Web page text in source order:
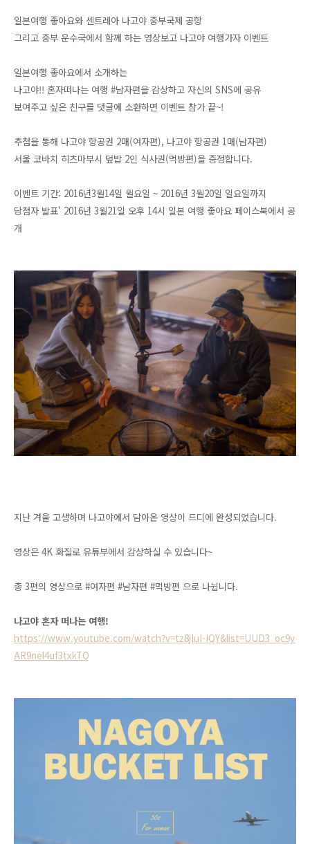
일본여행 좋아요와 센트레아 나고야 중부국제 공항
그리고 중부 운수국에서 함께 하는 영상보고 나고야 여행가자 이벤트
일본여행 좋아요에서 소개하는
나고야!! 혼자떠나는 여행 ‪#‎남자편을‬ 감상하고 자신의 SNS에 공유
보여주고 싶은 친구를 댓글에 소환하면 이벤트 참가 끝~!
추첨을 통해 나고야 항공권 2매(여자편), 나고야 항공권 1매(남자편)
서울 코바치 히츠마부시 덮밥 2인 식사권(먹방편)을 증정합니다.
이벤트 기간: 2016년3월14일 월요일 ~ 2016년 3월20일 일요일까지
당첨자 발표' 2016년 3월21일 오후 14시 일본 여행 좋아요 페이스북에서 공
개
지난 겨울 고생하며 나고야에서 담아온 영상이 드디에 완성되었습니다.
영상은 4K 화질로 유튜부에서 감상하실 수 있습니다~
총 3편의 영상으로 #여자편 #남자편 #먹방편 으로 나뉩니다.
나고야 혼자 떠나는 여행!
https://www.youtube.com/watch?v=tz8jIuI-IQY&list=UUD3_oc9y
AR9nel4uf3txkTQ